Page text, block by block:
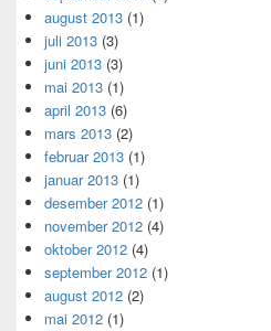
august 2013 (1)
juli 2013 (3)
juni 2013 (3)
mai 2013 (1)
april 2013 (6)
mars 2013 (2)
februar 2013 (1)
januar 2013 (1)
desember 2012 (1)
november 2012 (4)
oktober 2012 (4)
september 2012 (1)
august 2012 (2)
mai 2012 (1)